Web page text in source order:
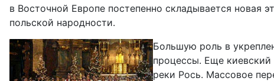
в Восточной Европе постепенно складывается новая
польской народности.
Большую роль в
процессы. Еще киевский
реки Рось. Массовое